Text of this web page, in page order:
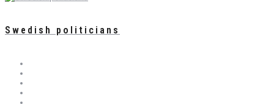
Swedish politicians